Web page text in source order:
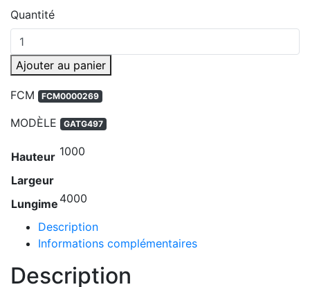
Quantité
Ajouter au panier
FCM FCM0000269
MODÈLE GATG497
Hauteur 1000
Largeur
Lungime 4000
Description
Informations complémentaires
Description